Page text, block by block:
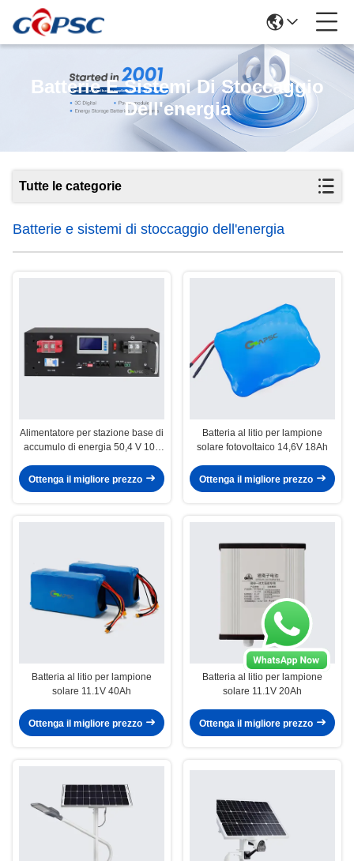
Batterie E Sistemi Di Stoccaggio
Dell'energia
Tutte le categorie
Batterie e sistemi di stoccaggio dell'energia
Alimentatore per stazione base di
accumulo di energia 50,4 V 100
Ottenga il migliore prezzo
Batteria al litio per lampione
solare fotovoltaico 14,6V 18Ah
Ottenga il migliore prezzo
Batteria al litio per lampione
solare 11.1V 40Ah
Ottenga il migliore prezzo
Batteria al litio per lampione
solare 11.1V 20Ah
Ottenga il migliore prezzo